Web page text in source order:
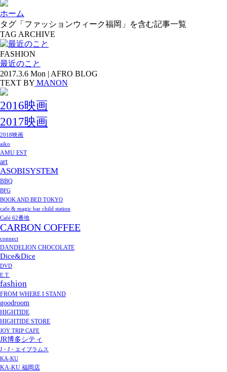
ホーム
タグ「ファッションウィーク福岡」を含む記事一覧
TAG ARCHIVE
FASHION
最近のこと
2017.3.6 Mon | AFRO BLOG
TEXT BY MANON
2016映画
2017映画
2018映画
aiko
AMU EST
art
ASOBISYSTEM
BBQ
BFG
BOOK AND BED TOKYO
cafe & magic bar child station
Café 62番地
CARBON COFFEE
connect
DANDELION CHOCOLATE
Dice&Dice
DVD
E.T.
fashion
FROM WHERE I STAND
goodroom
HIGHTIDE
HIGHTIDE STORE
JOY TRIP CAFE
JR博多シティ
J・J・エイブラムス
KA-KU
KA-KU 福岡店